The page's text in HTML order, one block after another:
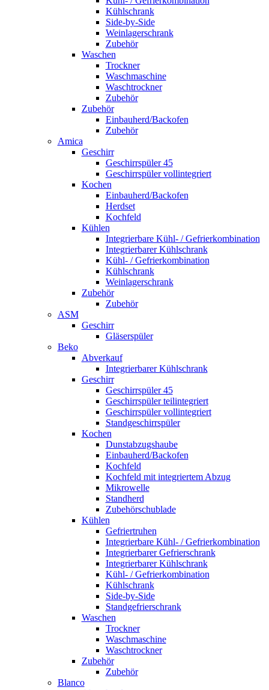
Kühlschrank
Side-by-Side
Weinlagerschrank
Zubehör
Waschen
Trockner
Waschmaschine
Waschtrockner
Zubehör
Zubehör
Einbauherd/Backofen
Zubehör
Amica
Geschirr
Geschirrspüler 45
Geschirrspüler vollintegriert
Kochen
Einbauherd/Backofen
Herdset
Kochfeld
Kühlen
Integrierbare Kühl- / Gefrierkombination
Integrierbarer Kühlschrank
Kühl- / Gefrierkombination
Kühlschrank
Weinlagerschrank
Zubehör
Zubehör
ASM
Geschirr
Gläserspüler
Beko
Abverkauf
Integrierbarer Kühlschrank
Geschirr
Geschirrspüler 45
Geschirrspüler teilintegriert
Geschirrspüler vollintegriert
Standgeschirrspüler
Kochen
Dunstabzugshaube
Einbauherd/Backofen
Kochfeld
Kochfeld mit integriertem Abzug
Mikrowelle
Standherd
Zubehörschublade
Kühlen
Gefriertruhen
Integrierbare Kühl- / Gefrierkombination
Integrierbarer Gefrierschrank
Integrierbarer Kühlschrank
Kühl- / Gefrierkombination
Kühlschrank
Side-by-Side
Standgefrierschrank
Waschen
Trockner
Waschmaschine
Waschtrockner
Zubehör
Zubehör
Blanco